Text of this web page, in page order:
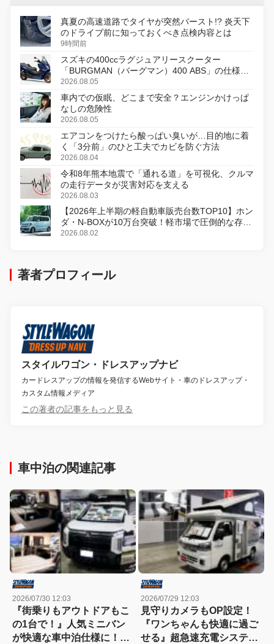
真夏の高速道路でタイヤが突然バースト!? 炎天下
のドライブ前に知っておくべき点検内容とは
9時間前
スズキの400ccラグジュアリースクーター
「BURGMAN（バーグマン）400 ABS」の仕様を
変更し、8月18日に発売
2026.08.05
車内での仮眠、どこまで安全？エンジンかけっぱ
なしの危険性
2026.08.05
エアコンをつけたら酸っぱい臭いが…目的地に着
く「3分前」のひと工夫でカビを防ぐ方法
2026.08.04
令和8年熊本地震で「通れる道」を可視化、クルマ
の走行データが災害対応を支える
2026.08.03
【2026年上半期の軽自動車販売台数TOP10】ホン
ダ・N-BOXが10万台突破！軽市場で圧倒的な存在
感
2026.08.02
著者プロフィール
スタイルワゴン・ドレスアップナビ
カードレスアップの情報を発信するWebサイト・車のドレスアップ・
カスタム情報メディア
この著者の記事をもっと見る
車中泊の関連記事
2026/07/30 12:03
『街乗りもアウトドアもこ
の1台で！』人気ミニバン
が快適な車中泊仕様に！
2026/07/29 12:03
見守りカメラもOP設定！
『ワンちゃんも快適に過ご
せる』超急速充電システム